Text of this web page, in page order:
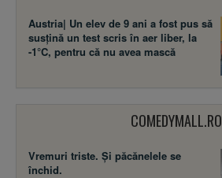
Austria| Un elev de 9 ani a fost pus să
susţină un test scris în aer liber, la
-1°C, pentru că nu avea mască
COMEDYMALL.RO
Vremuri triste. Şi păcănelele se
închid.